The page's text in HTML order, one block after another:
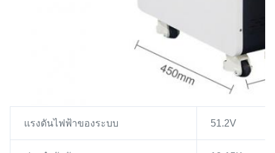
แรงดันไฟฟ้าของระบบ 51.2V